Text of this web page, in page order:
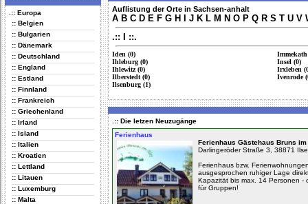
.:: Europa
:: Belgien
:: Bulgarien
:: Dänemark
:: Deutschland
:: England
:: Estland
:: Finnland
:: Frankreich
:: Griechenland
:: Irland
:: Island
:: Italien
:: Kroatien
:: Lettland
:: Litauen
:: Luxemburg
:: Malta
Auflistung der Orte in Sachsen-anhalt
A B C D E F G H J K L M N O P Q R S T U V
.:: I ::.
Iden (0)
Ihleburg (0)
Ihlewitz (0)
Ilberstedt (0)
Ilsenburg (1)
Immekath
Insel (0)
Irxleben
Ivenrode
.:: Die letzen Neuzugänge
Ferienhaus
Ferienhaus Gästehaus Bruns im
Darlingeröder Straße 3, 38871
Ferienhaus bzw.
ausgesprochen ruhiger Lage
Kapazität bis max. 14 Personen -
für Gruppen!